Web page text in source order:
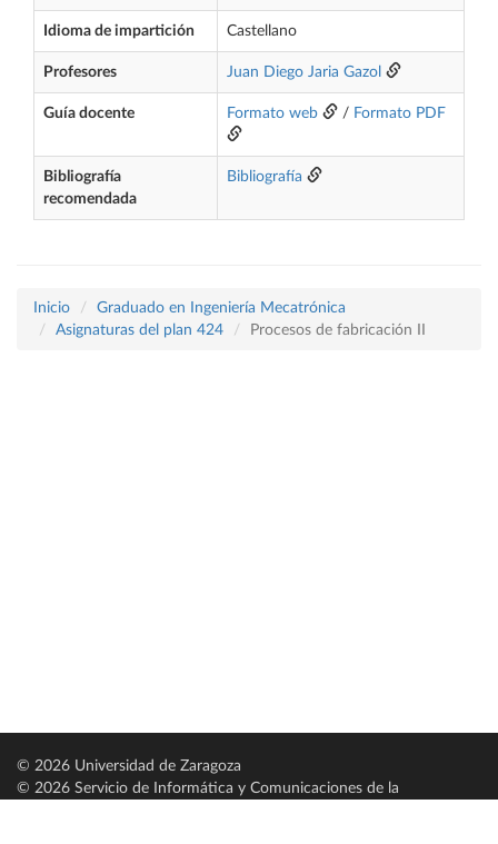
Idioma de impartición Castellano
Profesores Juan Diego Jaria Gazol
Guía docente Formato web / Formato PDF
Bibliografía
recomendada
Bibliografía
Inicio
Graduado en Ingeniería Mecatrónica
Asignaturas del plan 424
Procesos de fabricación II
© 2026 Universidad de Zaragoza
© 2026 Servicio de Informática y Comunicaciones de la